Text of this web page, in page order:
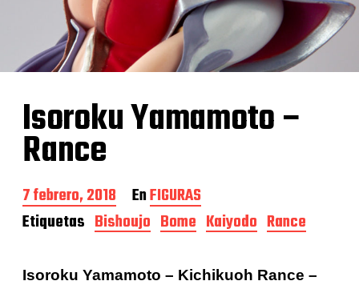
Isoroku Yamamoto –
Rance
F
e
c
d
7 febrero, 2018 EnFIGURAS
Etiquetas Bishoujo Bome Kaiyodo Rance
Isoroku Yamamoto – Kichikuoh Rance –